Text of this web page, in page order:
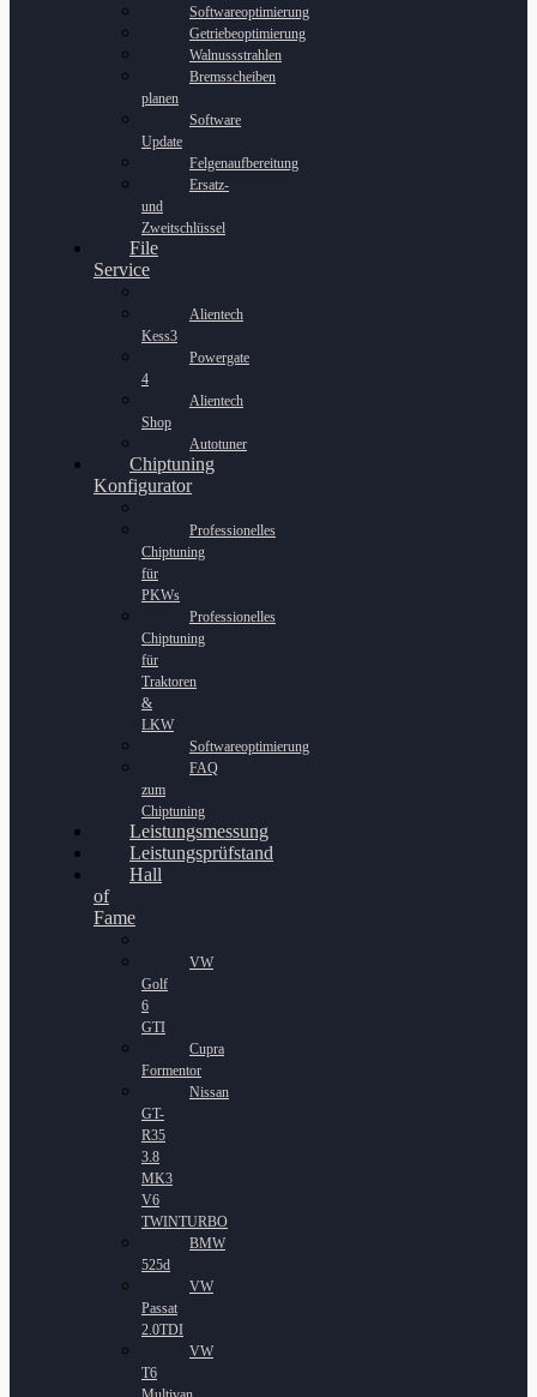
Softwareoptimierung
Getriebeoptimierung
Walnussstrahlen
Bremsscheiben
planen
Software
Update
Felgenaufbereitung
Ersatz-
und
Zweitschlüssel
File
Service
Alientech
Kess3
Powergate
4
Alientech
Shop
Autotuner
Chiptuning
Konfigurator
Professionelles
Chiptuning
für
PKWs
Professionelles
Chiptuning
für
Traktoren
&
LKW
Softwareoptimierung
FAQ
zum
Chiptuning
Leistungsmessung
Leistungsprüfstand
Hall
of
Fame
VW
Golf
6
GTI
Cupra
Formentor
Nissan
GT-
R35
3.8
MK3
V6
TWINTURBO
BMW
525d
VW
Passat
2.0TDI
VW
T6